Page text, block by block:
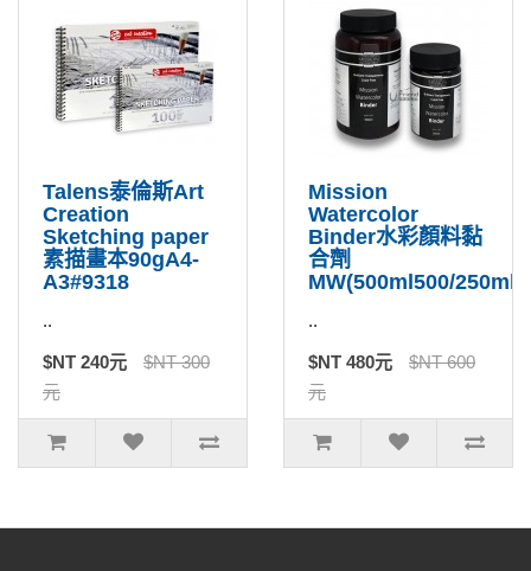
Talens泰倫斯Art
Creation
Sketching paper
素描畫本90gA4-
A3#9318
..
$NT 240元
$NT 300
元
Mission
Watercolor
Binder水彩顏料黏
合劑
MW(500ml500/
..
$NT 480元
$NT 600
元